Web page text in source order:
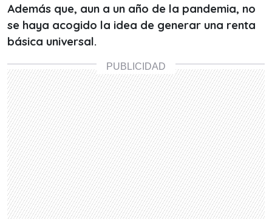
Además que, aun a un año de la pandemia, no
se haya acogido la idea de generar una renta
básica universal.